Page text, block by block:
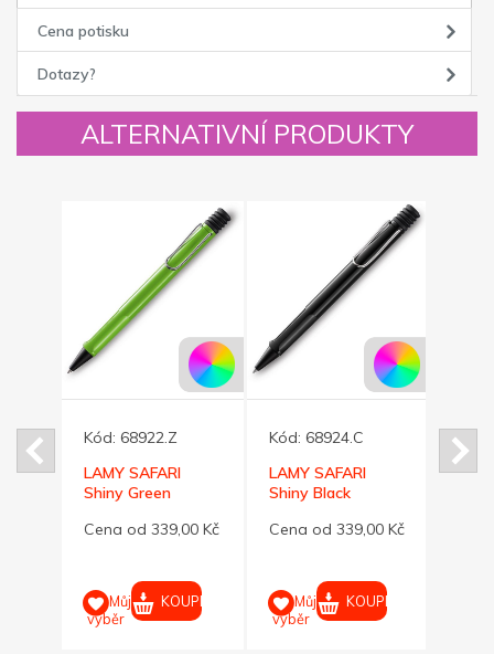
Cena potisku
Dotazy?
ALTERNATIVNÍ PRODUKTY
Kód: 68922.Z
LAMY SAFARI
Shiny Green
Cena od 339,00 Kč
Můj
výběr
KOUPIT
Kód: 68924.C
LAMY SAFARI
Shiny Black
Cena od 339,00 Kč
Můj
výběr
KOUPIT